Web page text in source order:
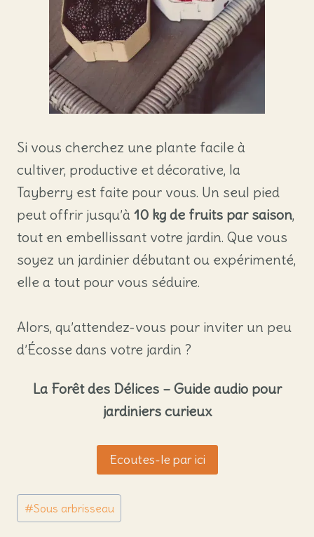
Si vous cherchez une plante facile à
cultiver, productive et décorative, la
Tayberry est faite pour vous. Un seul pied
peut offrir jusqu’à 10 kg de fruits par saison,
tout en embellissant votre jardin. Que vous
soyez un jardinier débutant ou expérimenté,
elle a tout pour vous séduire.
Alors, qu’attendez-vous pour inviter un peu
d’Écosse dans votre jardin ?
La Forêt des Délices – Guide audio pour
jardiniers curieux
Ecoutes-le par ici
Étiquettes
de
#Sous arbrisseau